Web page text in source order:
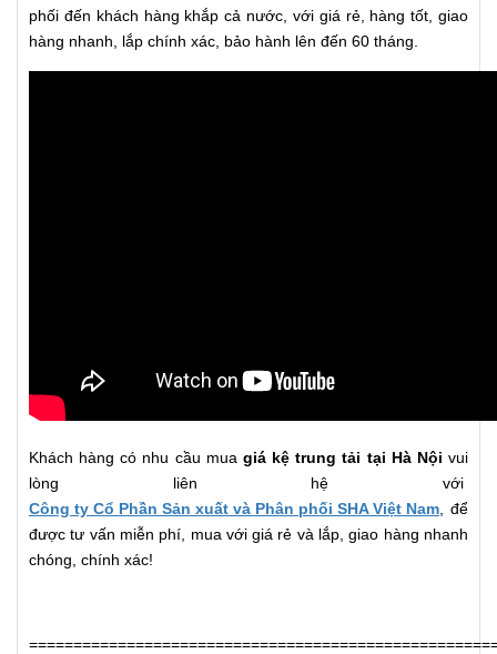
phối đến khách hàng khắp cả nước, với giá rẻ, hàng tốt, giao
hàng nhanh, lắp chính xác, bảo hành lên đến 60 tháng.
Khách hàng có nhu cầu mua giá kệ trung tải tại Hà Nội vui
lòng liên hệ với
Công ty Cổ Phần Sản xuất và Phân phối SHA Việt Nam , để
được tư vấn miễn phí, mua với giá rẻ và lắp, giao hàng nhanh
chóng, chính xác!